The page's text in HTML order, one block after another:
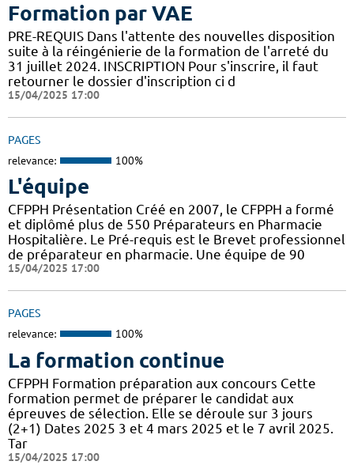
Formation par VAE
PRE-REQUIS Dans l'attente des nouvelles disposition
suite à la réingénierie de la formation de l'arreté du
31 juillet 2024. INSCRIPTION Pour s'inscrire, il faut
retourner le dossier d'inscription ci d
15/04/2025 17:00
PAGES
relevance: 100%
L'équipe
CFPPH Présentation Créé en 2007, le CFPPH a formé
et diplômé plus de 550 Préparateurs en Pharmacie
Hospitalière. Le Pré-requis est le Brevet professionnel
de préparateur en pharmacie. Une équipe de 90
15/04/2025 17:00
PAGES
relevance: 100%
La formation continue
CFPPH Formation préparation aux concours Cette
formation permet de préparer le candidat aux
épreuves de sélection. Elle se déroule sur 3 jours
(2+1) Dates 2025 3 et 4 mars 2025 et le 7 avril 2025.
Tar
15/04/2025 17:00